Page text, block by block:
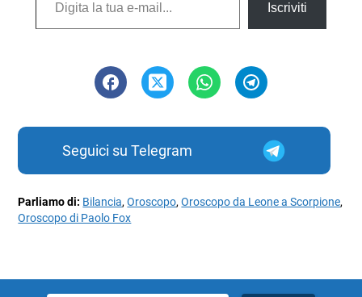
Iscriviti
Seguici su Telegram
Parliamo di: Bilancia,Oroscopo,Oroscopo da Leone a Scorpione,
Oroscopo di Paolo Fox